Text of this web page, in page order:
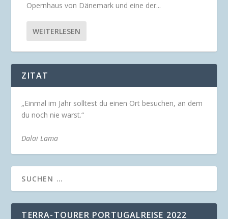
Opernhaus von Dänemark und eine der...
WEITERLESEN
ZITAT
„Einmal im Jahr solltest du einen Ort besuchen, an dem
du noch nie warst.“
Dalai Lama
TERRA-TOURER PORTUGALREISE 2022